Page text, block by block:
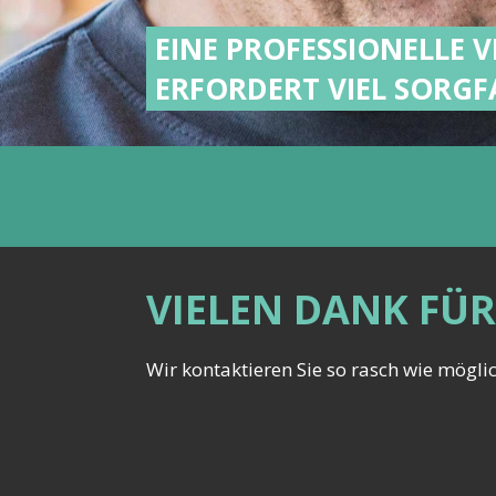
EINE PROFESSIONELLE
ERFORDERT VIEL
VIELEN DANK
Wir kontaktieren Sie so rasch wie